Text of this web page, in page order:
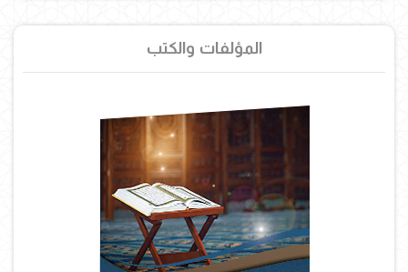
المؤلفات والكتب